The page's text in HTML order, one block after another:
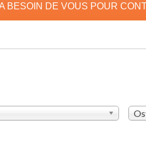
BESOIN DE VOUS POUR